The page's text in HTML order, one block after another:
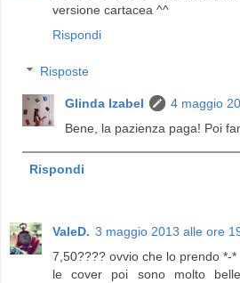
versione cartacea ^^
Rispondi
Risposte
Glinda Izabel
4 maggio
Bene, la pazienza paga! Poi
Rispondi
ValeD. 3 maggio 2013 alle ore
7,50???? ovvio che lo prendo *-*
le cover poi sono molto